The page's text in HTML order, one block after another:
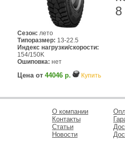
Сезон: лето
Типоразмер: 13-22.5
Индекс нагрузки/скорости:
154/150K
Ошиповка: нет
Цена от 44046 р. Купить
8
О компании
Контакты
Статьи
Новости